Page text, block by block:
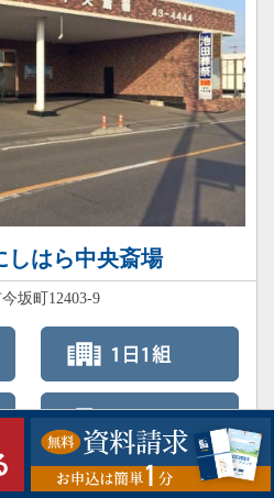
しはら中央斎場
坂町12403-9